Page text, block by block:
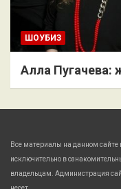
ШОУБИЗ
Алла Пугачева:
Все материалы на данном сайте
исключительно в
владельцам. Администрация